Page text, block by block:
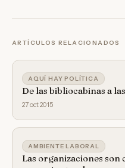
ARTÍCULOS RELACIONADOS
AQUÍ HAY POLÍTICA
De las bibliocabinas a
27 oct 2015
AMBIENTE LABORAL
Las organizaciones son